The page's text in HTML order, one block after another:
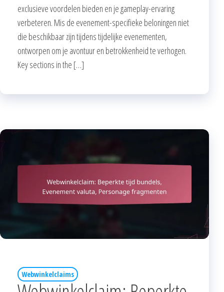
exclusieve voordelen bieden en je gameplay-ervaring
verbeteren. Mis de evenement-specifieke beloningen niet
die beschikbaar zijn tijdens tijdelijke evenementen,
ontworpen om je avontuur en betrokkenheid te verhogen.
Key sections in the […]
Webwinkelclaims